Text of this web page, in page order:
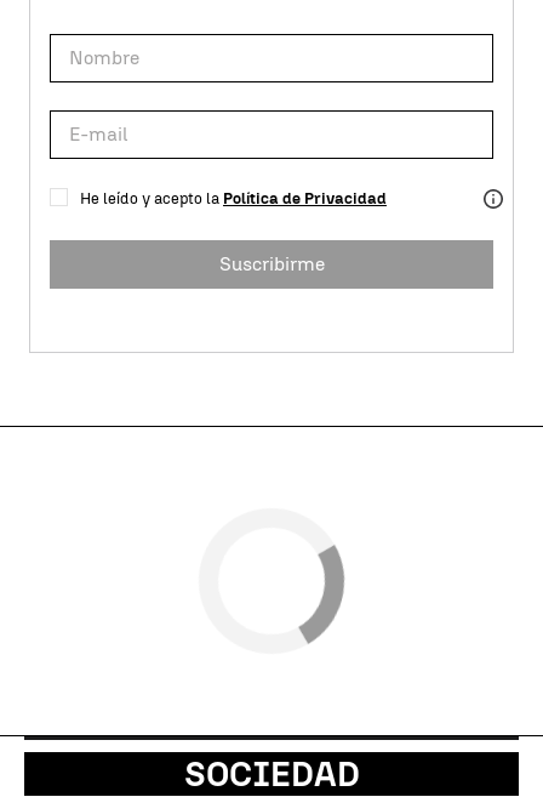
He leído y acepto la Política de Privacidad
Suscribirme
SOCIEDAD